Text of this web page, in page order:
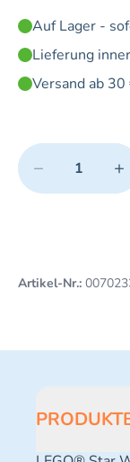
Auf Lager -
Lieferung
Versand ab
Quantity
− +
Minimum
Add 1 item to cart
Artikel-Nr.: